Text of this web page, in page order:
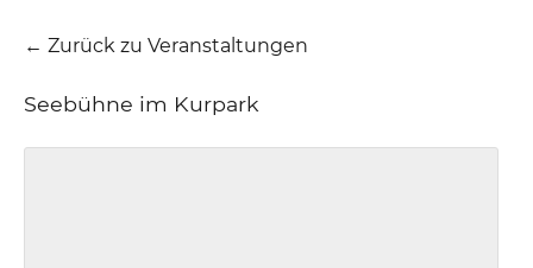
← Zurück zu Veranstaltungen
Seebühne im Kurpark